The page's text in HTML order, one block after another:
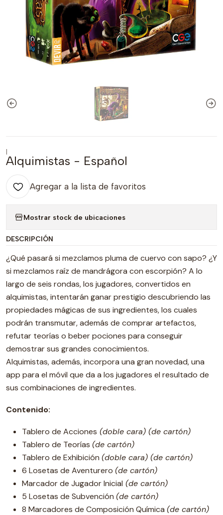
|
Alquimistas - Español
Agregar a la lista de favoritos
Mostrar stock de ubicaciones
DESCRIPCIÓN
¿Qué pasará si mezclamos pluma de cuervo con sapo? ¿Y
si mezclamos raíz de mandrágora con escorpión? A lo
largo de seis rondas, los jugadores, convertidos en
alquimistas, intentarán ganar prestigio descubriendo las
propiedades mágicas de sus ingredientes, los cuales
podrán transmutar, además de comprar artefactos,
refutar teorías o beber pociones para conseguir
demostrar sus grandes conocimientos.
Alquimistas, además, incorpora una gran novedad, una
app para el móvil que da a los jugadores el resultado de
sus combinaciones de ingredientes.
Contenido:
Tablero de Acciones (doble cara) (de cartón)
Tablero de Teorías (de cartón)
Tablero de Exhibición (doble cara) (de cartón)
6 Losetas de Aventurero (de cartón)
Marcador de Jugador Inicial (de cartón)
5 Losetas de Subvención (de cartón)
8 Marcadores de Composición Química (de cartón)